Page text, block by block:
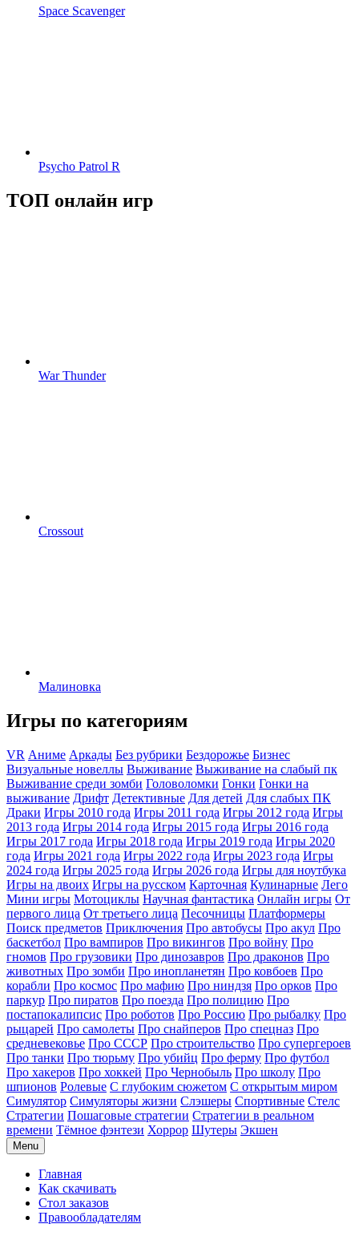
Space Scavenger
Psycho Patrol R
ТОП онлайн игр
War Thunder
Crossout
Малиновка
Игры по категориям
VR Аниме Аркады Без рубрики Бездорожье Бизнес
Визуальные новеллы Выживание Выживание на слабый пк
Выживание среди зомби Головоломки Гонки Гонки на
выживание Дрифт Детективные Для детей Для слабых ПК
Драки Игры 2010 года Игры 2011 года Игры 2012 года Игры
2013 года Игры 2014 года Игры 2015 года Игры 2016 года
Игры 2017 года Игры 2018 года Игры 2019 года Игры 2020
года Игры 2021 года Игры 2022 года Игры 2023 года Игры
2024 года Игры 2025 года Игры 2026 года Игры для ноутбука
Игры на двоих Игры на русском Карточная Кулинарные Лего
Мини игры Мотоциклы Научная фантастика Онлайн игры От
первого лица От третьего лица Песочницы Платформеры
Поиск предметов Приключения Про автобусы Про акул Про
баскетбол Про вампиров Про викингов Про войну Про
гномов Про грузовики Про динозавров Про драконов Про
животных Про зомби Про инопланетян Про ковбоев Про
корабли Про космос Про мафию Про ниндзя Про орков Про
паркур Про пиратов Про поезда Про полицию Про
постапокалипсис Про роботов Про Россию Про рыбалку Про
рыцарей Про самолеты Про снайперов Про спецназ Про
средневековье Про СССР Про строительство Про супергероев
Про танки Про тюрьму Про убийц Про ферму Про футбол
Про хакеров Про хоккей Про Чернобыль Про школу Про
шпионов Ролевые С глубоким сюжетом С открытым миром
Симулятор Симуляторы жизни Слэшеры Спортивные Стелс
Стратегии Пошаговые стратегии Стратегии в реальном
времени Тёмное фэнтези Хоррор Шутеры Экшен
Menu
Главная
Как скачивать
Стол заказов
Правообладателям